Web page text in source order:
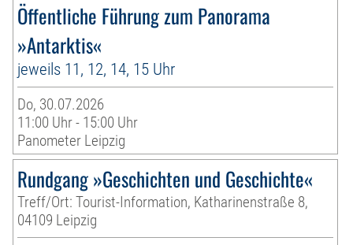
Öffentliche Führung zum Panorama
»Antarktis«
jeweils 11, 12, 14, 15 Uhr
Do, 30.07.2026
11:00 Uhr - 15:00 Uhr
Panometer Leipzig
Rundgang »Geschichten und Geschichte«
Treff/Ort: Tourist-Information, Katharinenstraße 8,
04109 Leipzig